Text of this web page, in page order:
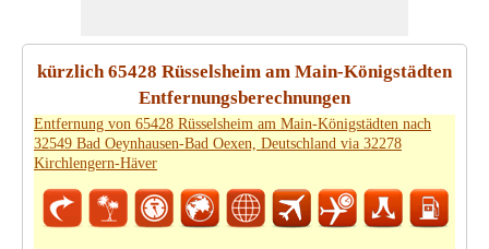
kürzlich 65428 Rüsselsheim am Main-Königstädten
Entfernungsberechnungen
Entfernung von 65428 Rüsselsheim am Main-Königstädten nach
32549 Bad Oeynhausen-Bad Oexen, Deutschland via 32278
Kirchlengern-Häver